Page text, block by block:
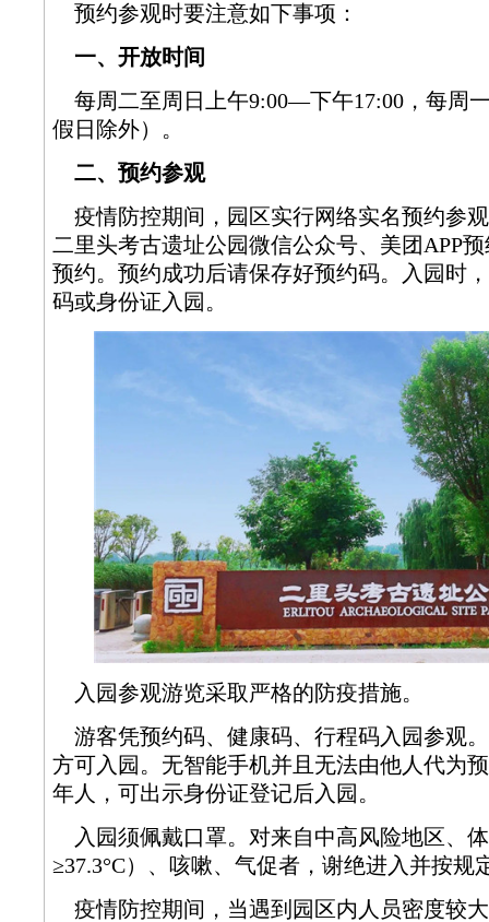
预约参观时要注意如下事项：
一、开放时间
每周二至周日上午9:00—下午17:00，每周
假日除外）。
二、预约参观
疫情防控期间，园区实行网络实名预约参
二里头考古遗址公园微信公众号、美团APP
预约。预约成功后请保存好预约码。入园时
码或身份证入园。
入园参观游览采取严格的防疫措施。
游客凭预约码、健康码、行程码入园参观
方可入园。无智能手机并且无法由他人代为
年人，可出示身份证登记后入园。
入园须佩戴口罩。对来自中高风险地区、
≥37.3°C）、咳嗽、气促者，谢绝进入并按规
疫情防控期间，当遇到园区内人员密度较